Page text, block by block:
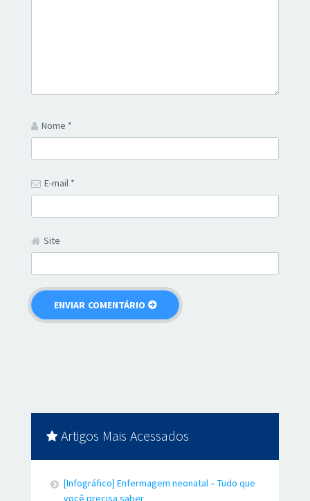
Nome *
E-mail *
Site
Artigos Mais Acessados
[Infográfico] Enfermagem neonatal – Tudo que
você precisa saber